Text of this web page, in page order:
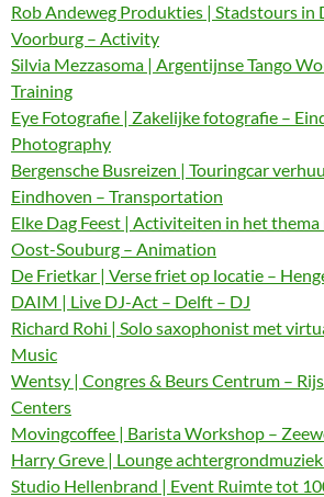
Rob Andeweg Produkties | Stadstours in
Voorburg – Activity
Silvia Mezzasoma | Argentijnse Tango
Training
Eye Fotografie | Zakelijke fotografie –
Photography
Bergensche Busreizen | Touringcar
Eindhoven – Transportation
Elke Dag Feest | Activiteiten in het
Oost-Souburg – Animation
De Frietkar | Verse friet op locatie –
DAIM | Live DJ-Act – Delft – DJ
Richard Rohi | Solo saxophonist met
Music
Wentsy | Congres & Beurs Centrum –
Centers
Movingcoffee | Barista Workshop –
Harry Greve | Lounge
Studio Hellenbrand | Event Ruimte tot